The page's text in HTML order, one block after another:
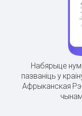
Набярыце
пазваніць у
Афрыканская